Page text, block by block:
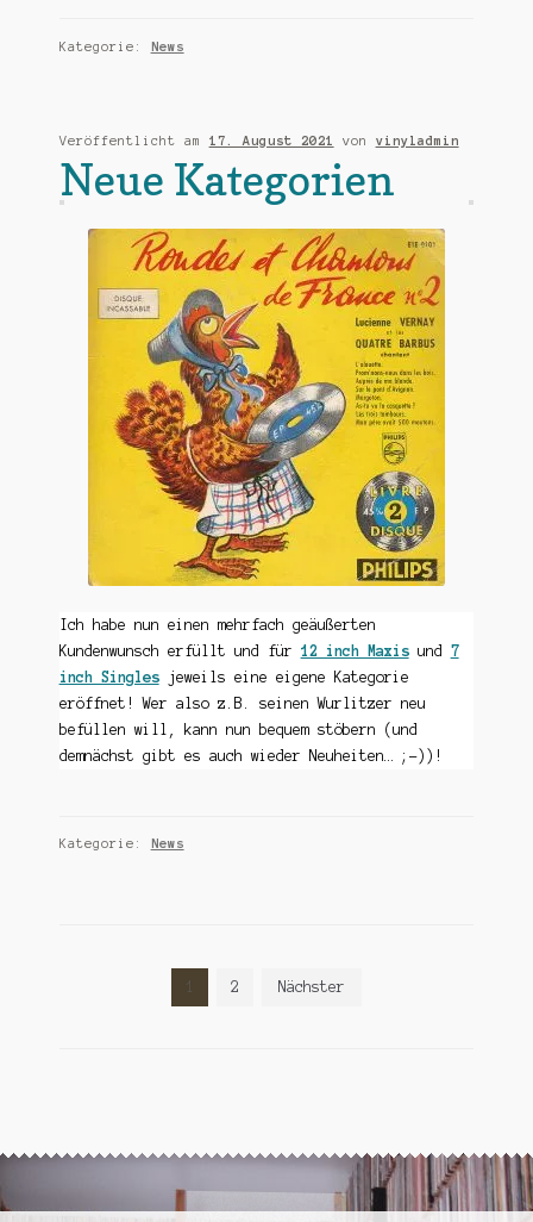
Kategorie: News
Veröffentlicht am 17. August 2021 von vinyladmin
Neue Kategorien
Ich habe nun einen mehrfach geäußerten
Kundenwunsch erfüllt und für 12 inch Maxisund 7
inch Singlesjeweils eine eigene Kategorie
eröffnet! Wer also z.B. seinen Wurlitzer neu
befüllen will, kann nun bequem stöbern (und
demnächst gibt es auch wieder Neuheiten… ;-))!
Kategorie: News
Seitennummerierung
1 2 Nächster